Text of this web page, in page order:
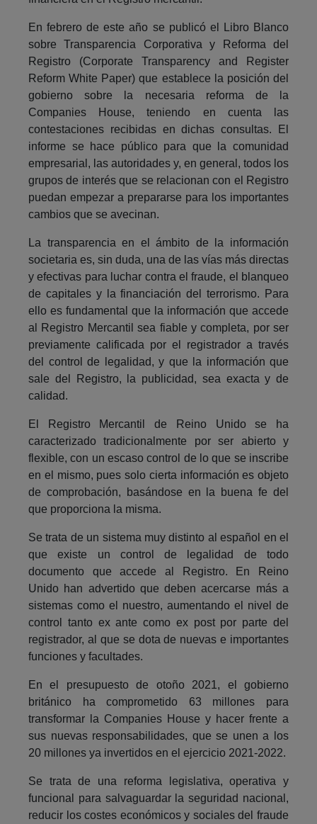
En febrero de este año se publicó el Libro Blanco
sobre Transparencia Corporativa y Reforma del
Registro (Corporate Transparency and Register
Reform White Paper) que establece la posición del
gobierno sobre la necesaria reforma de la
Companies House, teniendo en cuenta las
contestaciones recibidas en dichas consultas. El
informe se hace público para que la comunidad
empresarial, las autoridades y, en general, todos los
grupos de interés que se relacionan con el Registro
puedan empezar a prepararse para los importantes
cambios que se avecinan.
La transparencia en el ámbito de la información
societaria es, sin duda, una de las vías más directas
y efectivas para luchar contra el fraude, el blanqueo
de capitales y la financiación del terrorismo. Para
ello es fundamental que la información que accede
al Registro Mercantil sea fiable y completa, por ser
previamente calificada por el registrador a través
del control de legalidad, y que la información que
sale del Registro, la publicidad, sea exacta y de
calidad.
El Registro Mercantil de Reino Unido se ha
caracterizado tradicionalmente por ser abierto y
flexible, con un escaso control de lo que se inscribe
en el mismo, pues solo cierta información es objeto
de comprobación, basándose en la buena fe del
que proporciona la misma.
Se trata de un sistema muy distinto al español en el
que existe un control de legalidad de todo
documento que accede al Registro. En Reino
Unido han advertido que deben acercarse más a
sistemas como el nuestro, aumentando el nivel de
control tanto ex ante como ex post por parte del
registrador, al que se dota de nuevas e importantes
funciones y facultades.
En el presupuesto de otoño 2021, el gobierno
británico ha comprometido 63 millones para
transformar la Companies House y hacer frente a
sus nuevas responsabilidades, que se unen a los
20 millones ya invertidos en el ejercicio 2021-2022.
Se trata de una reforma legislativa, operativa y
funcional para salvaguardar la seguridad nacional,
reducir los costes económicos y sociales del fraude